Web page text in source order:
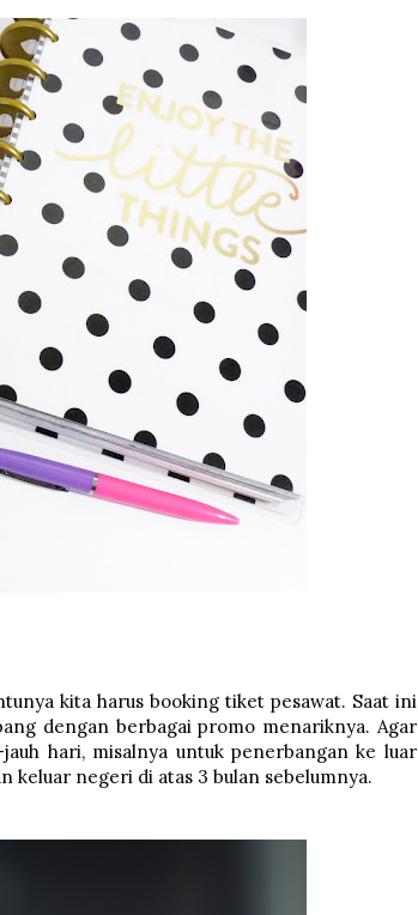
kita harus booking tiket pesawat. Saat ini
dengan berbagai promo menariknya. Agar
hari, misalnya untuk penerbangan ke luar
keluar negeri di atas 3 bulan sebelumnya.